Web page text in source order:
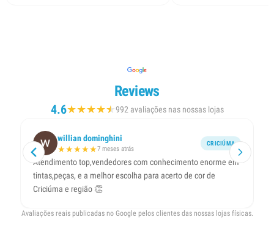
Reviews
4.6★★★★★
★992 avaliações nas nossas lojas
willian dominghini
★★★★★7 meses atrás
CRICIÚMA
Atendimento top,vendedores com conhecimento enorme em
tintas,peças, e a melhor escolha para acerto de cor de
Criciúma e região 👏
Avaliações reais publicadas no Google pelos clientes das nossas lojas físicas.